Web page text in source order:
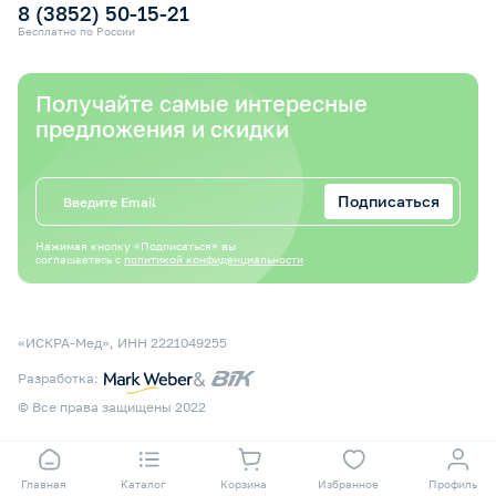
8 (3852) 50-15-21
Бесплатно по России
Получайте самые интересные
предложения и скидки
Подписаться
Нажимая кнопку «Подписаться» вы
соглашаетесь с политикой конфиденциальности
«ИСКРА-Мед», ИНН 2221049255
Разработка: &
© Все права защищены 2022
Главная Каталог Корзина Избранное Профиль